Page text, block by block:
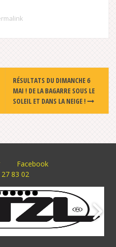
RÉSULTATS DU DIMANCHE 6
MAI ! DE LA BAGARRE SOUS LE
SOLEIL ET DANS LA NEIGE !
Facebook
83 02